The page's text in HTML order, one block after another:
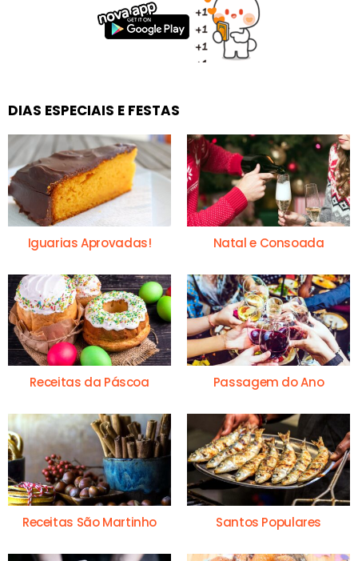
DIAS ESPECIAIS E FESTAS
Iguarias Aprovadas! Natal e Consoada
Receitas da Páscoa Passagem do Ano
Receitas São Martinho Santos Populares